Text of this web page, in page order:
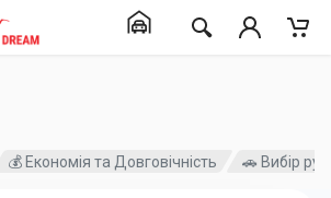
💰 Економія та Довговічність 🚗 Вибір